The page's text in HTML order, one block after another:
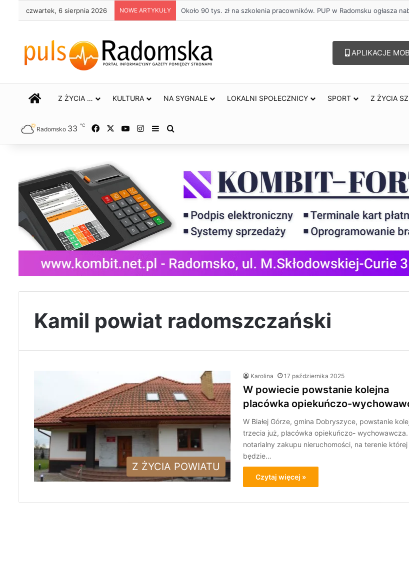
czwartek, 6 sierpnia 2026 NOWE ARTYKUŁY Około 90 tys. zł na szkolenia pracowników. PUP w Radomsku ogłasza
APLIKACJE
STRONA GŁÓWNA
Z ŻYCIA … KULTURA NA SYGNALE LOKALNI SPOŁECZNICY SPORT Z ŻYCIA
Radomsko 33 ℃ Facebook YouTubeInstagram
Sidebar
Kamil powiat radomszczański
Z ŻYCIA POWIATU
Karolina 17 października 2025
W powiecie powstanie kolejna
placówka opiekuńczo-
W Białej Górze, gmina Dobryszyce, powstanie
trzecia już, placówka opiekuńczo-
notarialny zakupu nieruchomości, na terenie której
będzie…
Czytaj więcej »